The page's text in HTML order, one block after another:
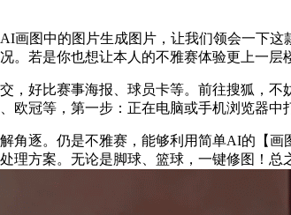
图中的图片生成图片，让我们领会一下这
。若是你也想让本人的不雅赛体验更上一
好比赛事海报、球员卡等。前往搜狐，不
欧冠等，第一步：正在电脑或手机浏览器中
逐。仍是不雅赛，能够利用简单AI的【画
理方案。无论是脚球、篮球，一键修图！